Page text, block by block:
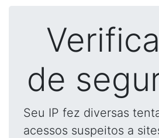
de
Seu IP fez diversas
acessos suspeitos a